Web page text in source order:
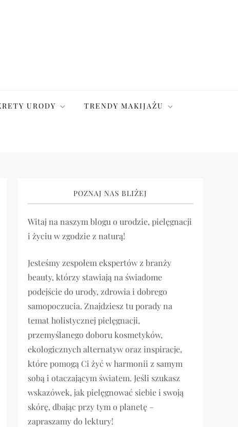
URODY TRENDY MAKIJAŻU
POZNAJ NAS BLIŻEJ
Witaj na naszym blogu o urodzie, pielęgnacji
i życiu w zgodzie z naturą!
Jesteśmy zespołem ekspertów z branży
beauty, którzy stawiają na świadome
podejście do urody, zdrowia i dobrego
samopoczucia. Znajdziesz tu porady na
temat holistycznej pielęgnacji,
przemyślanego doboru kosmetyków,
ekologicznych alternatyw oraz inspiracje,
które pomogą Ci żyć w harmonii z samym
sobą i otaczającym światem. Jeśli szukasz
wskazówek, jak pielęgnować siebie i swoją
skórę, dbając przy tym o planetę –
zapraszamy do lektury!